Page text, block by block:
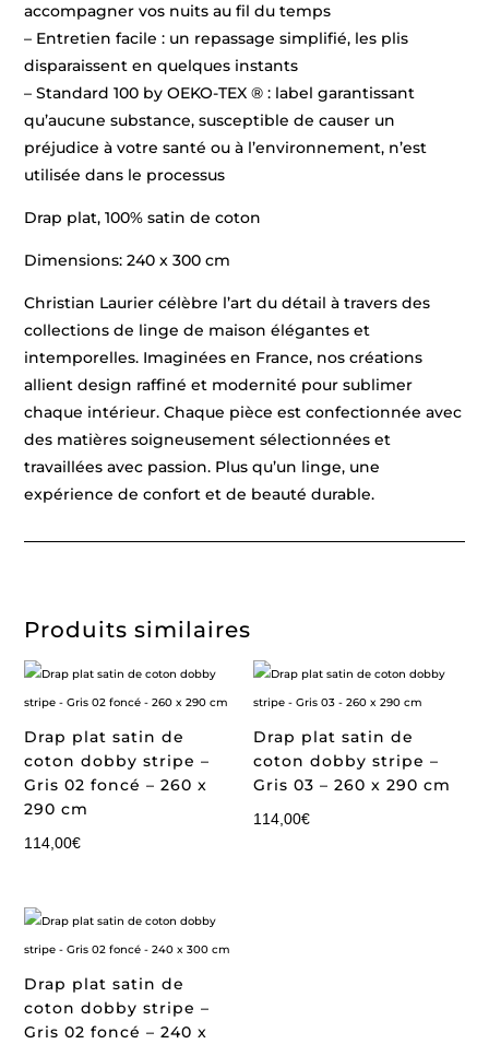
accompagner vos nuits au fil du temps
– Entretien facile : un repassage simplifié, les plis
disparaissent en quelques instants
– Standard 100 by OEKO-TEX ® : label garantissant
qu’aucune substance, susceptible de causer un
préjudice à votre santé ou à l’environnement, n’est
utilisée dans le processus
Drap plat, 100% satin de coton
Dimensions: 240 x 300 cm
Christian Laurier célèbre l’art du détail à travers des
collections de linge de maison élégantes et
intemporelles. Imaginées en France, nos créations
allient design raffiné et modernité pour sublimer
chaque intérieur. Chaque pièce est confectionnée avec
des matières soigneusement sélectionnées et
travaillées avec passion. Plus qu’un linge, une
expérience de confort et de beauté durable.
Produits similaires
Drap plat satin de
coton dobby stripe –
Gris 02 foncé – 260 x
290 cm
114,00€
Drap plat satin de
coton dobby stripe –
Gris 03 – 260 x 290 cm
114,00€
Drap plat satin de
coton dobby stripe –
Gris 02 foncé – 240 x